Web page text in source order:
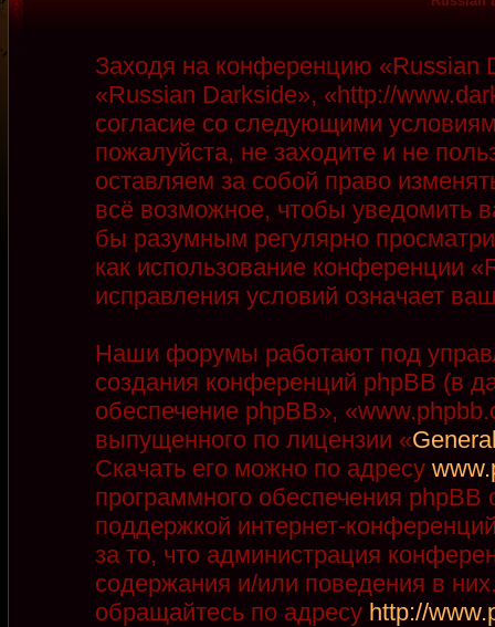
Заходя на конференцию
«Russian Darkside», «http://
согласие со следующими
пожалуйста, не заходите и не
оставляем за собой право
всё возможное, чтобы уведомить
бы разумным регулярно
как использование конференции
исправления условий означает
Наши форумы работают под
создания конференций phpBB (в
обеспечение phpBB»,
выпущенного по лицензии «
Скачать его можно по адресу
программного обеспечения phpBB
поддержкой интернет-
за то, что администрация
содержания и/или поведения в
обращайтесь по адресу http://